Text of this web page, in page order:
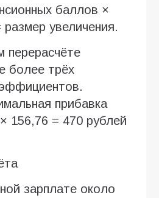
баллов ×
увеличения.
перерасчёте
более трёх
прибавка
156,76 = 470 рублей
зарплате около